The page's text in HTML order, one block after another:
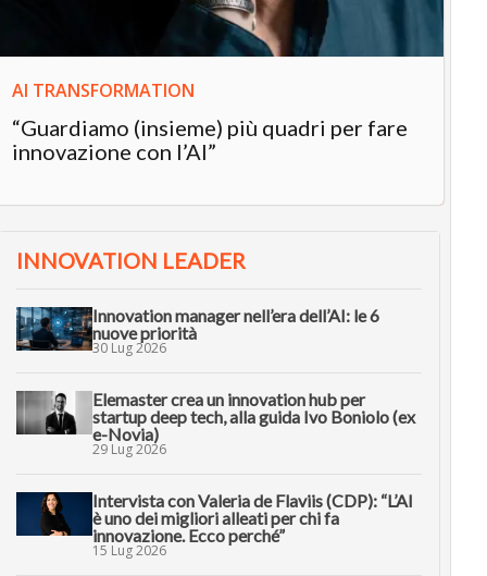
AI TRANSFORMATION
“Guardiamo (insieme) più quadri per fare
innovazione con l’AI”
INNOVATION LEADER
Innovation manager nell’era dell’AI: le 6
nuove priorità
30 Lug 2026
Elemaster crea un innovation hub per
startup deep tech, alla guida Ivo Boniolo (ex
e-Novia)
29 Lug 2026
Intervista con Valeria de Flaviis (CDP): “L’AI
è uno dei migliori alleati per chi fa
innovazione. Ecco perché”
15 Lug 2026